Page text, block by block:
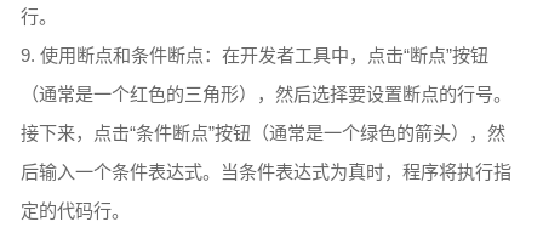
行。
9. 使用断点和条件断点：在开发者工具中，点击“断点”按钮
（通常是一个红色的三角形），然后选择要设置断点的行号。
接下来，点击“条件断点”按钮（通常是一个绿色的箭头），然
后输入一个条件表达式。当条件表达式为真时，程序将执行指
定的代码行。